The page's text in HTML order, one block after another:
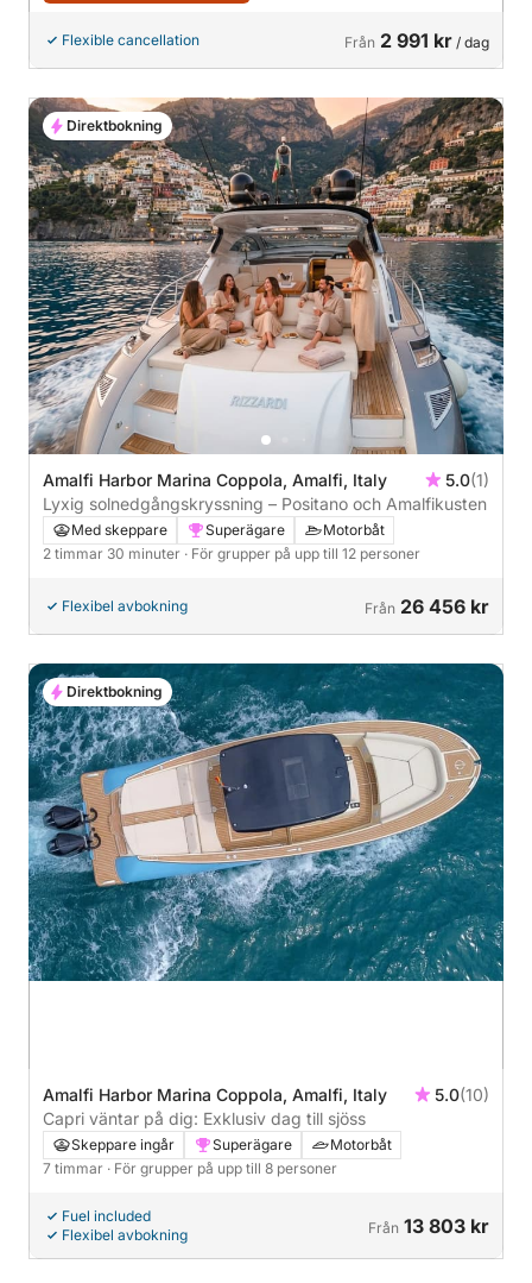
Flexible cancellation Från 2 991 kr / dag
Amalfi Harbor Marina Coppola, Amalfi, Italy 5.0(1)
Lyxig solnedgångskryssning – Positano och Amalfikusten
Med skeppare Superägare
Motorbåt
2 timmar 30 minuter · För grupper på upp till 12 personer
Flexibel avbokning Från 26 456 kr
Direktbokning
Amalfi Harbor Marina Coppola, Amalfi, Italy 5.0(10)
Capri väntar på dig: Exklusiv dag till sjöss
Skeppare ingår Superägare
Motorbåt
7 timmar · För grupper på upp till 8 personer
Fuel included
Flexibel avbokning
Från 13 803 kr
Direktbokning